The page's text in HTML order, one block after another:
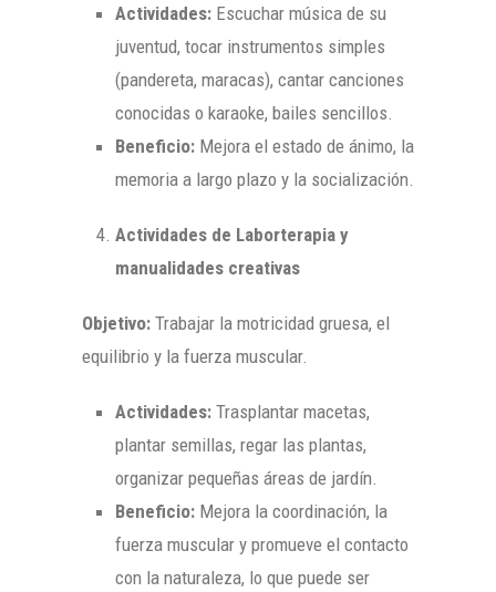
Actividades: Escuchar música de su
juventud, tocar instrumentos simples
(pandereta, maracas), cantar canciones
conocidas o karaoke, bailes sencillos.
Beneficio: Mejora el estado de ánimo, la
memoria a largo plazo y la socialización.
Actividades de Laborterapia y
manualidades creativas
Objetivo: Trabajar la motricidad gruesa, el
equilibrio y la fuerza muscular.
Actividades: Trasplantar macetas,
plantar semillas, regar las plantas,
organizar pequeñas áreas de jardín.
Beneficio: Mejora la coordinación, la
fuerza muscular y promueve el contacto
con la naturaleza, lo que puede ser